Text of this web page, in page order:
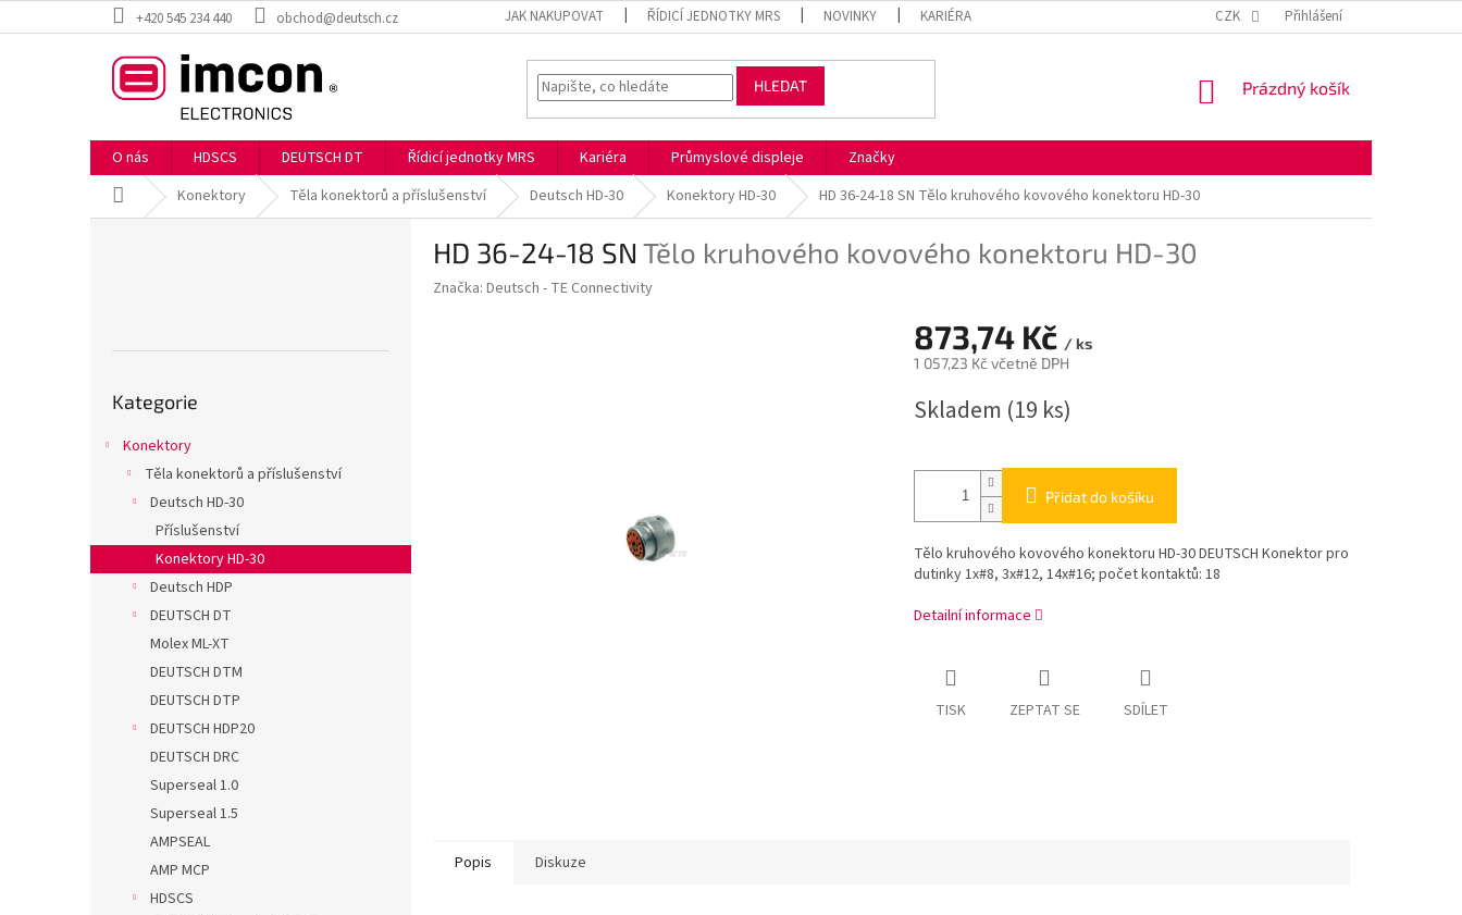
na
+420 545 234 440 obchod@deutsch.cz JAK NAKUPOVAT ŘÍDICÍ JEDNOTKY MRS NOVINKY KARIÉRA OBCHODNÍ PODMÍNKY
CZK Přihlášení
HLEDAT
NÁKUPNÍ
Prázdný košík
O nás HDSCS DEUTSCH DT Řídicí jednotky MRS Kariéra Průmyslové displeje
Značky
Domů Konektory Těla konektorů a příslušenství Deutsch HD-30 Konektory HD-30 HD 36-24-18 SN Tělo kruhového kovového konektoru HD-30
l
kategorie
Kategorie
Konektory
Těla konektorů a příslušenství
Deutsch HD-30
Příslušenství
Konektory HD-30
Deutsch HDP
DEUTSCH DT
Molex ML-XT
DEUTSCH DTM
DEUTSCH DTP
DEUTSCH HDP20
DEUTSCH DRC
Superseal 1.0
Superseal 1.5
AMPSEAL
AMP MCP
HDSCS
HD 36-24-18 SN Tělo kruhového kovového konektoru HD-30
Značka: Deutsch - TE Connectivity
873,74 Kč / ks
1 057,23 Kč včetně DPH
cena:
Skladem (19 ks)
Přidat do košíku
Tělo kruhového kovového konektoru HD-30 DEUTSCH Konektor pro
dutinky 1x#8, 3x#12, 14x#16; počet kontaktů: 18
Detailní informace
TISK ZEPTAT SE SDÍLET
Popis Diskuze